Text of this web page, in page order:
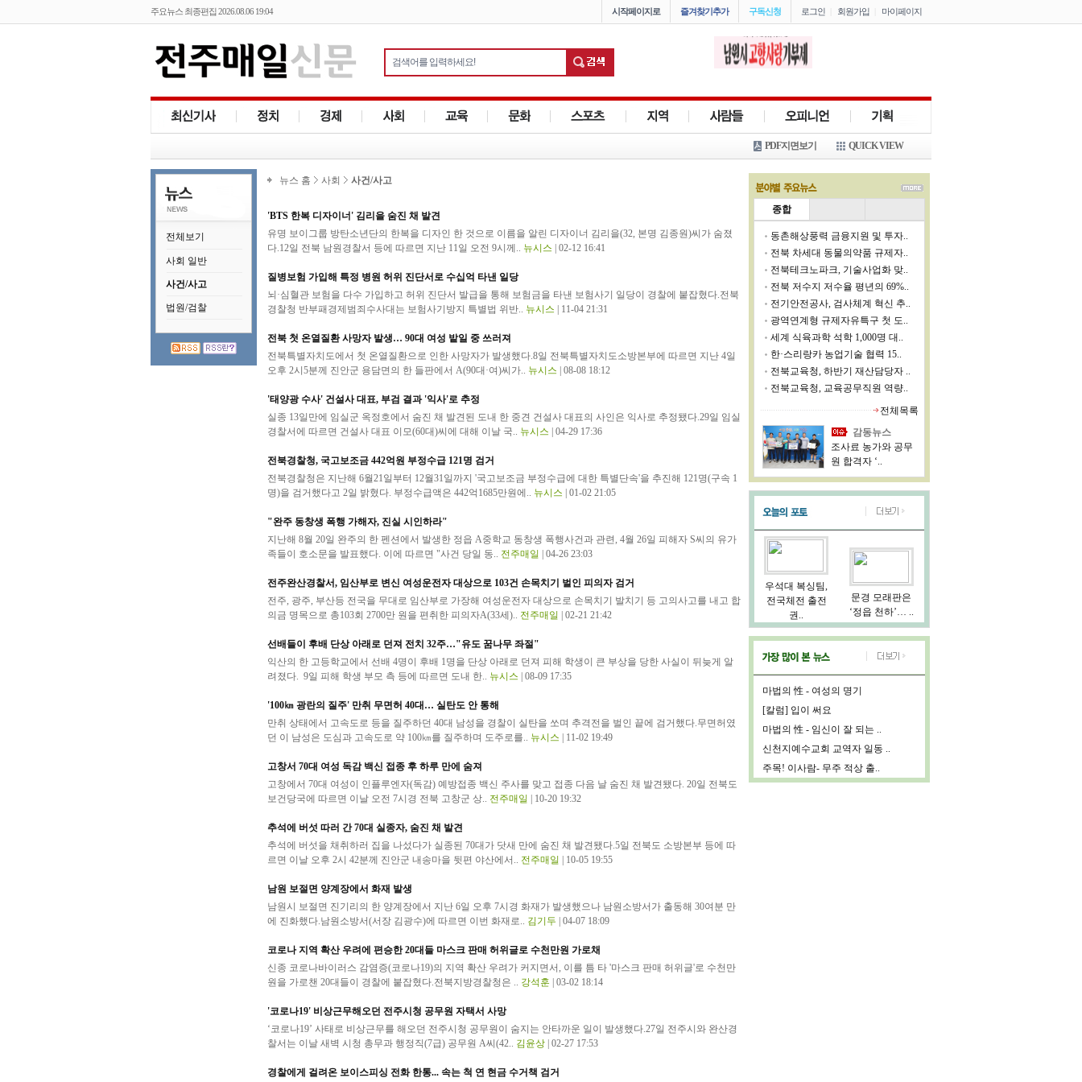
주요뉴스 최종편집 2026.08.06 19:04 로그인 회원가입 마이페이지
구독신청
즐겨찾기추가
시작페이지로
QUICK VIEW
PDF지면보기
전체보기
사회 일반
사건/사고
법원/검찰
뉴스 홈 사회 사건/사고
'BTS 한복 디자이너' 김리을 숨진 채 발견
유명 보이그룹 방탄소년단의 한복을 디자인 한 것으로 이름을 알린 디자이너 김리을(32, 본명 김종원)씨가 숨졌
다.12일 전북 남원경찰서 등에 따르면 지난 11일 오전 9시께.. 뉴시스 | 02-12 16:41
질병보험 가입해 특정 병원 허위 진단서로 수십억 타낸 일당
뇌·심혈관 보험을 다수 가입하고 허위 진단서 발급을 통해 보험금을 타낸 보험사기 일당이 경찰에 붙잡혔다.전북
경찰청 반부패경제범죄수사대는 보험사기방지 특별법 위반.. 뉴시스 | 11-04 21:31
전북 첫 온열질환 사망자 발생… 90대 여성 밭일 중 쓰러져
전북특별자치도에서 첫 온열질환으로 인한 사망자가 발생했다.8일 전북특별자치도소방본부에 따르면 지난 4일
오후 2시5분께 진안군 용담면의 한 들판에서 A(90대·여)씨가.. 뉴시스 | 08-08 18:12
'태양광 수사' 건설사 대표, 부검 결과 '익사'로 추정
실종 13일만에 임실군 옥정호에서 숨진 채 발견된 도내 한 중견 건설사 대표의 사인은 익사로 추정됐다.29일 임실
경찰서에 따르면 건설사 대표 이모(60대)씨에 대해 이날 국.. 뉴시스 | 04-29 17:36
전북경찰청, 국고보조금 442억원 부정수급 121명 검거
전북경찰청은 지난해 6월21일부터 12월31일까지 '국고보조금 부정수급에 대한 특별단속'을 추진해 121명(구속 1
명)을 검거했다고 2일 밝혔다. 부정수급액은 442억1685만원에.. 뉴시스 | 01-02 21:05
"완주 동창생 폭행 가해자, 진실 시인하라"
지난해 8월 20일 완주의 한 펜션에서 발생한 정읍 A중학교 동창생 폭행사건과 관련, 4월 26일 피해자 S씨의 유가
족들이 호소문을 발표했다. 이에 따르면 "사건 당일 동.. 전주매일 | 04-26 23:03
전주완산경찰서, 임산부로 변신 여성운전자 대상으로 103건 손목치기 벌인 피의자 검거
전주, 광주, 부산등 전국을 무대로 임산부로 가장해 여성운전자 대상으로 손목치기 발치기 등 고의사고를 내고 합
의금 명목으로 총103회 2700만 원을 편취한 피의자A(33세).. 전주매일 | 02-21 21:42
선배들이 후배 단상 아래로 던져 전치 32주…"유도 꿈나무 좌절"
익산의 한 고등학교에서 선배 4명이 후배 1명을 단상 아래로 던져 피해 학생이 큰 부상을 당한 사실이 뒤늦게 알
려졌다. 9일 피해 학생 부모 측 등에 따르면 도내 한.. 뉴시스 | 08-09 17:35
'100㎞ 광란의 질주' 만취 무면허 40대… 실탄도 안 통해
만취 상태에서 고속도로 등을 질주하던 40대 남성을 경찰이 실탄을 쏘며 추격전을 벌인 끝에 검거했다.무면허였
던 이 남성은 도심과 고속도로 약 100㎞를 질주하며 도주로를.. 뉴시스 | 11-02 19:49
고창서 70대 여성 독감 백신 접종 후 하루 만에 숨져
고창에서 70대 여성이 인플루엔자(독감) 예방접종 백신 주사를 맞고 접종 다음 날 숨진 채 발견됐다. 20일 전북도
보건당국에 따르면 이날 오전 7시경 전북 고창군 상.. 전주매일 | 10-20 19:32
추석에 버섯 따러 간 70대 실종자, 숨진 채 발견
추석에 버섯을 채취하러 집을 나섰다가 실종된 70대가 닷새 만에 숨진 채 발견됐다.5일 전북도 소방본부 등에 따
르면 이날 오후 2시 42분께 진안군 내송마을 뒷편 야산에서.. 전주매일 | 10-05 19:55
남원 보절면 양계장에서 화재 발생
남원시 보절면 진기리의 한 양계장에서 지난 6일 오후 7시경 화재가 발생했으나 남원소방서가 출동해 30여분 만
에 진화했다.남원소방서(서장 김광수)에 따르면 이번 화재로.. 김기두 | 04-07 18:09
코로나 지역 확산 우려에 편승한 20대들 마스크 판매 허위글로 수천만원 가로채
신종 코로나바이러스 감염증(코로나19)의 지역 확산 우려가 커지면서, 이를 틈 타 '마스크 판매 허위글'로 수천만
원을 가로챈 20대들이 경찰에 붙잡혔다.전북지방경찰청은 .. 강석훈 | 03-02 18:14
'코로나19' 비상근무해오던 전주시청 공무원 자택서 사망
‘코로나19’ 사태로 비상근무를 해오던 전주시청 공무원이 숨지는 안타까운 일이 발생했다.27일 전주시와 완산경
찰서는 이날 새벽 시청 총무과 행정직(7급) 공무원 A씨(42.. 김윤상 | 02-27 17:53
경찰에게 걸려온 보이스피싱 전화 한통... 속는 척 연 현금 수거책 검거
종합
동촌해상풍력 금융지원 및 투자..
전북 차세대 동물의약품 규제자..
전북테크노파크, 기술사업화 맞..
전북 저수지 저수율 평년의 69%..
전기안전공사, 검사체계 혁신 추..
광역연계형 규제자유특구 첫 도..
세계 식육과학 석학 1,000명 대..
한·스리랑카 농업기술 협력 15..
전북교육청, 하반기 재산담당자 ..
전북교육청, 교육공무직원 역량..
전체목록
감동뉴스
조사료 농가와 공무
원 합격자 ‘..
우석대 복싱팀,
전국체전 출전
권..
문경 모래판은
‘정읍 천하’… ..
마법의 性 - 여성의 명기
[칼럼] 입이 써요
마법의 性 - 임신이 잘 되는 ..
신천지예수교회 교역자 일동 ..
주목! 이사람- 무주 적상 출..